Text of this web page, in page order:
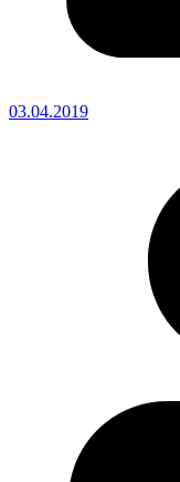
03.04.2019